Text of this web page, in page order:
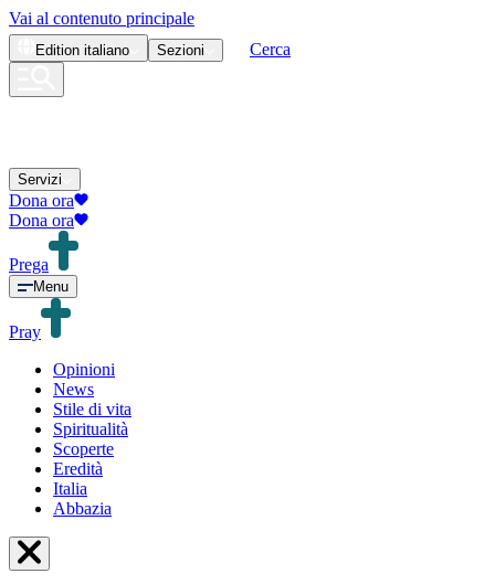
Vai al contenuto principale
Edition italiano Sezioni Cerca
Servizi
Dona ora
Dona ora
Prega
Menu
Pray
Opinioni
News
Stile di vita
Spiritualità
Scoperte
Eredità
Italia
Abbazia